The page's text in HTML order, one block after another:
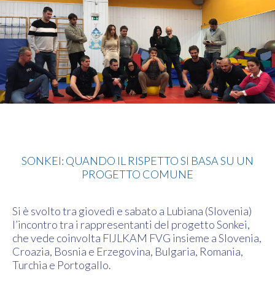
SONKEI: QUANDO IL RISPETTO SI BASA SU UN
PROGETTO COMUNE
Si è svolto tra giovedì e sabato a Lubiana (Slovenia)
l’incontro tra i rappresentanti del progetto Sonkei,
che vede coinvolta FIJLKAM FVG insieme a Slovenia,
Croazia, Bosnia e Erzegovina, Bulgaria, Romania,
Turchia e Portogallo.